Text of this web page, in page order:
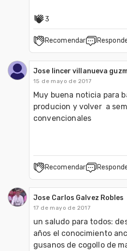
3
Recomendar
Jose lincer villanueva
15 de mayo de 2017
Muy buena noticia para
producion y volver  a
convencionales
Recomendar
Jose Carlos Galvez Robles
17 de mayo de 2017
un saludo para todos:
años el conocimiento
gusanos de cogollo de